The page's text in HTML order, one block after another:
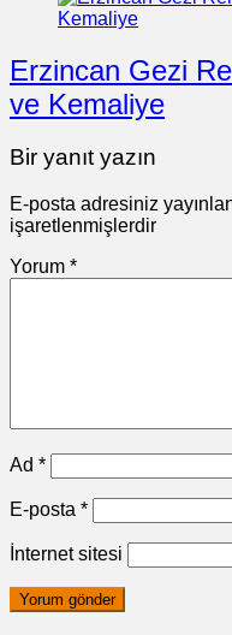
Erzincan Gezi
ve Kemaliye
Bir yanıt yazın
E-posta adresiniz
işaretlenmişlerdir
Yorum *
Ad *
E-posta *
İnternet sitesi